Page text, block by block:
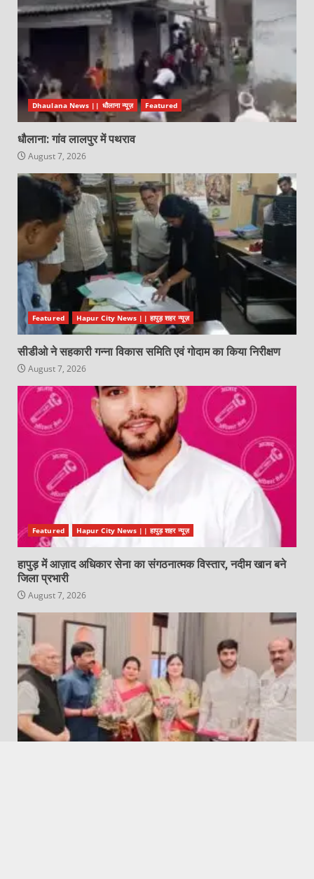
Dhaulana News || धौलाना न्यूज़ Featured
धौलाना: गांव लालपुर में पथराव
August 7, 2026
Featured Hapur City News || हापुड़ शहर न्यूज़
सीडीओ ने सहकारी गन्ना विकास समिति एवं गोदाम का किया निरीक्षण
August 7, 2026
Featured Hapur City News || हापुड़ शहर न्यूज़
हापुड़ में आज़ाद अधिकार सेना का संगठनात्मक विस्तार, नदीम खान बने
जिला प्रभारी
August 7, 2026